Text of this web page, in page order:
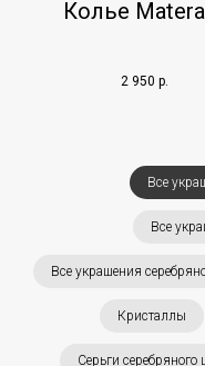
Колье
2 950 р.
Все
Все
Все украшения
Кристаллы
Серьги серебряного